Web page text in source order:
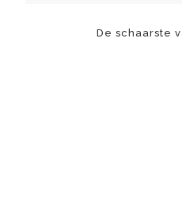
De schaarste